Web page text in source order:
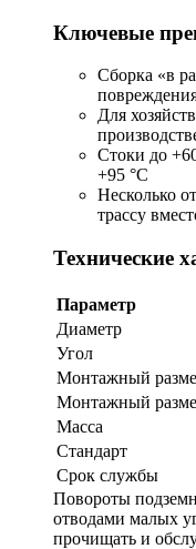
Ключевые
Сборка «в
Для
Стоки до
+95 °C
Несколько
трассу
Технические
Параметр
Диаметр
Угол
Монтажный
Монтажный
Масса
Стандарт
Срок службы
Повороты
отводами малых
прочищать и